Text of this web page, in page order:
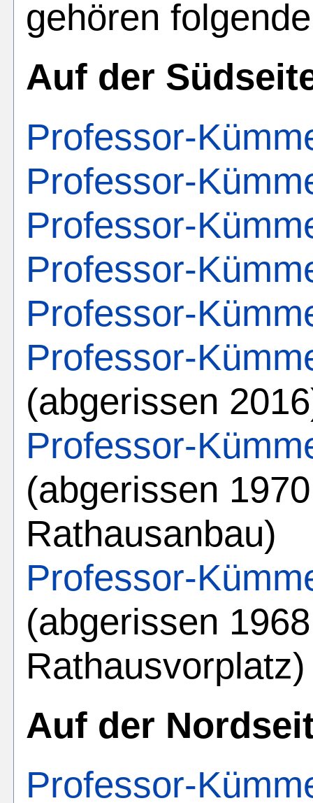
gehören
Auf der
Professor-
Professor-
Professor-
Professor-
Professor-
Professor-
(abgerissen
Professor-
(abgerissen
Rathausanbau)
Professor-
(abgerissen
Rathausvorplatz)
Auf der
Professor-